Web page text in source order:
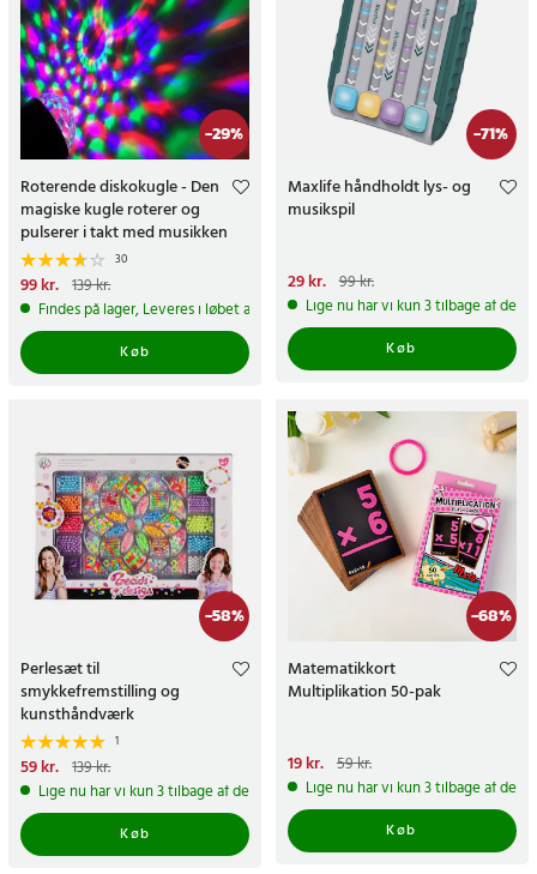
-29%
Roterende diskokugle - Den
magiske kugle roterer og
pulserer i takt med musikken
30
Nuværende pris
pris:139 kr.
99 kr. 139 kr.
Findes på lager, Leveres i løbet af 1-2 hverdage
Køb
-71%
Maxlife håndholdt lys- og
musikspil
Nuværende pris
pris:99 kr.
29 kr. 99 kr.
Lige nu har vi kun 3 tilbage af
Køb
-58%
Perlesæt til
smykkefremstilling og
kunsthåndværk
1
Nuværende pris
pris:139 kr.
59 kr. 139 kr.
Lige nu har vi kun 3 tilbage af dette produkt
Køb
-68%
Matematikkort
Multiplikation 50-pak
Nuværende pris
pris:59 kr.
19 kr. 59 kr.
Lige nu har vi kun 3 tilbage af
Køb